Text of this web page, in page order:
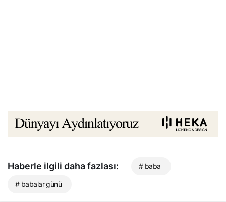
Haberle ilgili daha fazlası: # baba
# babalar günü